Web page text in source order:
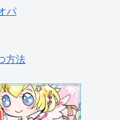
パ
方法